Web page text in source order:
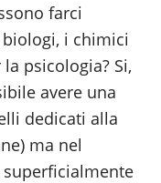
farci
i chimici
psicologia? Si,
avere una
dedicati alla
ma nel